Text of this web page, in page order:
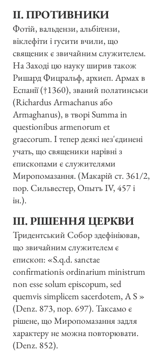
ІІ. ПРОТИВНИКИ
Фотій, вальдензи, альбіґензи,
віклефіти і гусити вчили, що
священик є звичайним служителем.
На Заході цю науку ширив також
Ришард Фицральф, архиєп. Армах в
Еспанії (†1360), званий полатинськи
(Richardus Armachanus або
Armaghanus), в творі Summa in
questionibus armenorum et
graecorum. І тепер деякі нез'єдинені
учать, що священики нарівні з
єпископами є служителями
Миропомазання. (Макарій ст. 361/2,
пор. Сильвестер, Опытъ IV, 457 і
ін.).
ІІІ. РІШЕННЯ ЦЕРКВИ
Тридентський Собор здефініював,
що звичайним служителем є
єпископ: «S.q.d. sanctae
confirmationis ordinarium ministrum
non esse solum episcopum, sed
quemvis simplicem sacerdotem, A S »
(Denz. 873, пор. 697). Таксамо є
рішене, що Миропомазання задля
характеру не можна повторювати.
(Denz. 852).